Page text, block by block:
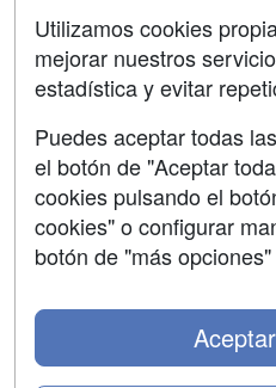
Contactar
Confidencialidad
Aviso legal
Copyleft
Utilizamos cookies
mejorar nuestros
estadística y evitar
Puedes aceptar todas
el botón de "Aceptar
cookies pulsando el
cookies" o configurar
botón de "más opciones"